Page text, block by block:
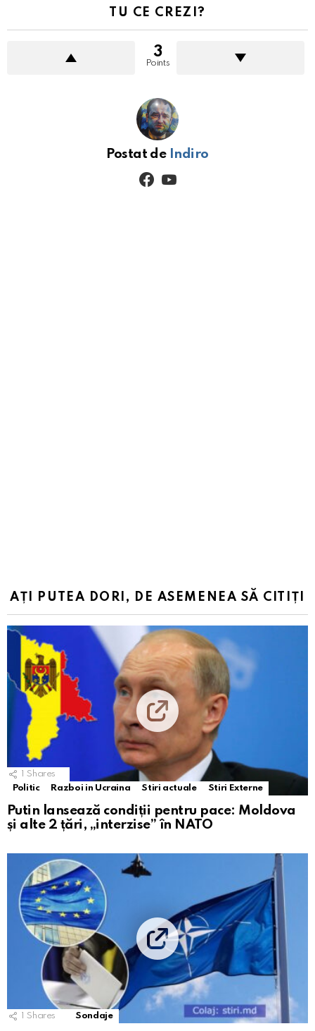
TU CE CREZI?
3
Points
Postat de Indiro
AȚI PUTEA DORI, DE ASEMENEA SĂ CITIȚI
Shares
Politic
Razboi in Ucraina Stiri actuale Stiri Externe
Putin lansează condiții pentru pace: Moldova
și alte 2 țări, „interzise” în NATO
Shares Sondaje